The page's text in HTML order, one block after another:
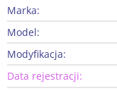
Marka:
Model:
Modyfikacja:
Data rejestracji: